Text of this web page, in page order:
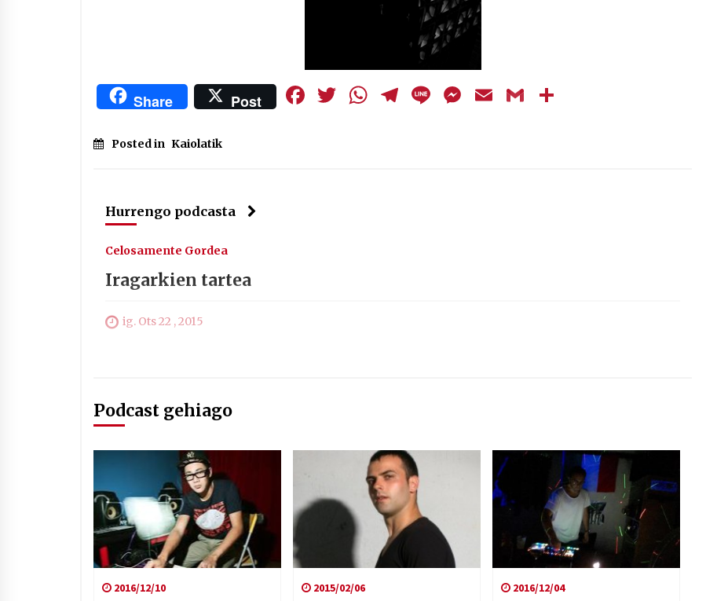
Share Post Facebook
Twitter
WhatsApp
Telegram
LineMessenger
EmailGmail
Posted in Kaiolatik
Hurrengo podcasta
Celosamente Gordea
Iragarkien tartea
ig. Ots 22 , 2015
Podcast gehiago
2016/12/10 2015/02/06 2016/12/04